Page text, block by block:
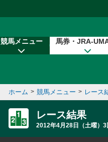
競馬メニュー 馬券・JRA-
ホーム > 競馬メニュー > レース
レース結果
2012年4月28日（土曜）3